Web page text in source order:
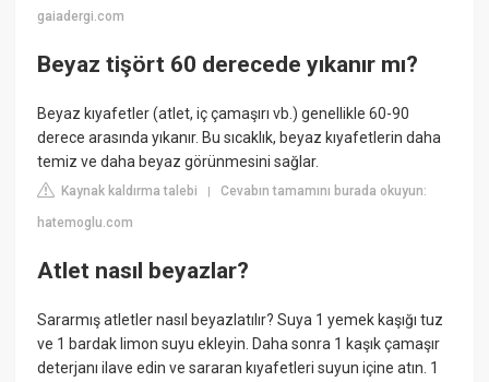
gaiadergi.com
Beyaz tişört 60 derecede yıkanır mı?
Beyaz kıyafetler (atlet, iç çamaşırı vb.) genellikle 60-90
derece arasında yıkanır. Bu sıcaklık, beyaz kıyafetlerin daha
temiz ve daha beyaz görünmesini sağlar.
Kaynak kaldırma talebi |Cevabın tamamını burada okuyun:
hatemoglu.com
Atlet nasıl beyazlar?
Sararmış atletler nasıl beyazlatılır? Suya 1 yemek kaşığı tuz
ve 1 bardak limon suyu ekleyin. Daha sonra 1 kaşık çamaşır
deterjanı ilave edin ve sararan kıyafetleri suyun içine atın. 1